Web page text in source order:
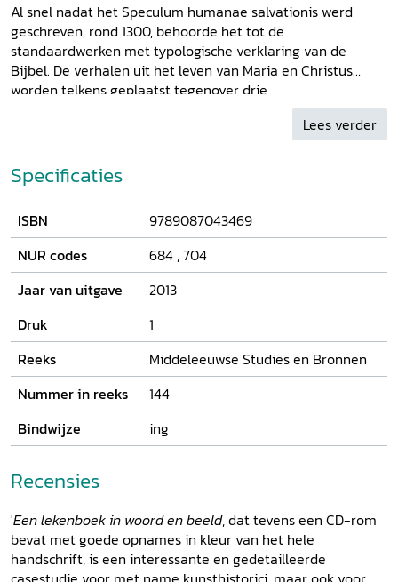
Al snel nadat het Speculum humanae salvationis werd
geschreven, rond 1300, behoorde het tot de
standaardwerken met typologische verklaring van de
Bijbel. De verhalen uit het leven van Maria en Christus
worden telkens geplaatst tegenover drie
oudtestamentische verhalen om te laten zien hoe de
komst van Christus was voorspeld in het Oude Testament.
afbeeldingen per hoofdstuk en functioneerde als
inspiratiebron voor predikers. In haar boek schetst
in de vijftiende eeuw kon worden gebruikt door een ander
publiek. Hierbij staat de Spegel der minschliken zalicheid
centraal (ms. GkS 79, KB Kopenhagen). Een analyse van de
iconografische veranderingen in de illustraties toont aan,
dat dit in het Brugse Goudranken-atelier vervaardigde
handschrift is afgestemd op persoonlijke catechese en
devotie van leken. Tekst, illustraties en woord-beeldrelaties
beïnvloeden gezamenlijk de performatieve leeservaring.
Lees verder
Specificaties
ISBN
9789087043469
NUR codes
684 ,704
Jaar van uitgave
2013
Druk
1
Reeks
Middeleeuwse Studies en Bronnen
Nummer in reeks
144
Bindwijze
ing
Recensies
'Een lekenboek in woord en beeld, dat tevens een CD-rom
bevat met goede opnames in kleur van het hele
handschrift, is een interessante en gedetailleerde